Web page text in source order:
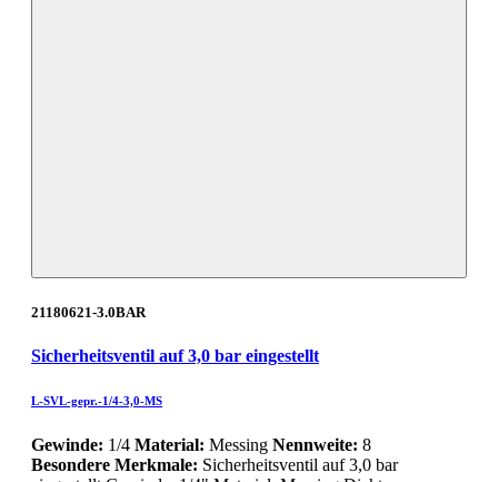
21180621-3.0BAR
Sicherheitsventil auf 3,0 bar eingestellt
L-SVL-gepr.-1/4-3,0-MS
Gewinde: 1/4 Material: Messing Nennweite: 8
Besondere Merkmale: Sicherheitsventil auf 3,0 bar